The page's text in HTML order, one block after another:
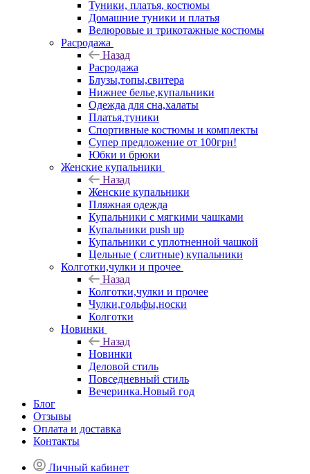
Туники, платья, костюмы
Домашние туники и платья
Велюровые и трикотажные костюмы
Расродажа
Назад
Расродажа
Блузы,топы,свитера
Нижнее белье,купальники
Одежда для сна,халаты
Платья,туники
Спортивные костюмы и комплекты
Супер предложение от 100грн!
Юбки и брюки
Женские купальники
Назад
Женские купальники
Пляжная одежда
Купальники с мягкими чашками
Купальники push up
Купальники с уплотненной чашкой
Цельные ( слитные) купальники
Колготки,чулки и прочее
Назад
Колготки,чулки и прочее
Чулки,гольфы,носки
Колготки
Новинки
Назад
Новинки
Деловой стиль
Повседневный стиль
Вечеринка.Новый год
Блог
Отзывы
Оплата и доставка
Контакты
Личный кабинет